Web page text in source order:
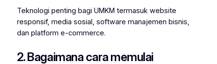
Teknologi penting bagi UMKM termasuk website
responsif, media sosial, software manajemen bisnis,
dan platform e-commerce.
2. Bagaimana cara memulai